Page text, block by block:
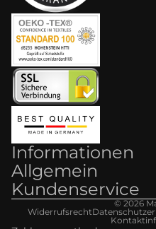
Informationen
Allgemein
Kundenservice
© 2026
Widerrufsrecht